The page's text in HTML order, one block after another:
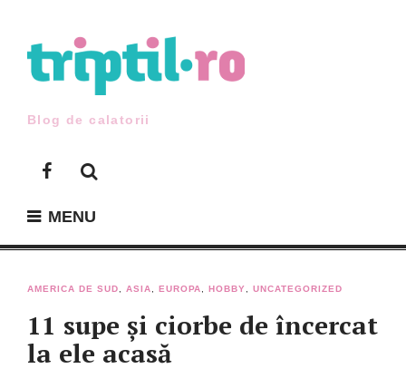
content
Blog de calatorii
Facebook
MENU
AMERICA DE SUD ASIA EUROPA ,HOBBY ,UNCATEGORIZED
11 supe și ciorbe de încercat
la ele acasă